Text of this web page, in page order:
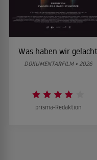
Was haben wir gelacht
DOKUMENTARFILM • 2026
prisma-Redaktion